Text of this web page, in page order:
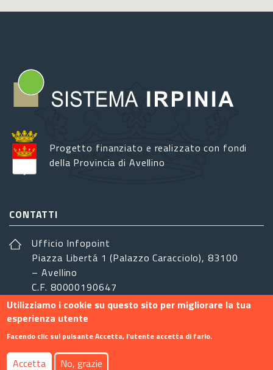
Progetto finanziato e realizzato con fondi
della Provincia di Avellino
CONTATTI
Ufficio Infopoint
Piazza Libertá 1 (Palazzo Caracciolo), 83100
– Avellino
C.F. 80000190647
sistemairpinia@provincia.avellino.it
SEGUICI
Utilizziamo i cookie su questo sito per migliorare la tua
esperienza utente
Facendo clic sul pulsante Accetta, l'utente accetta di farlo.
Accetta No, grazie